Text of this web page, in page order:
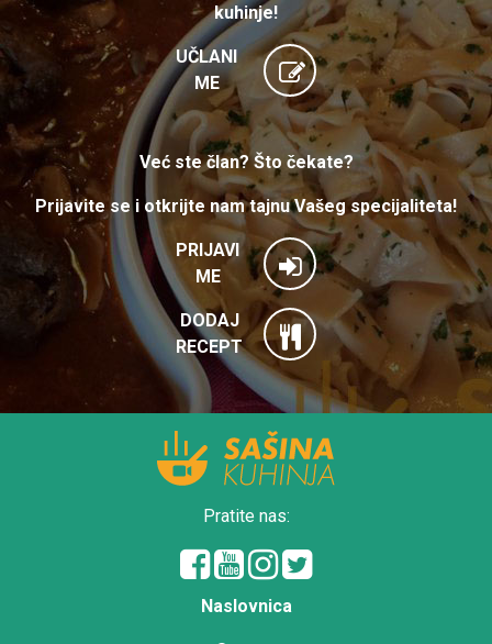
kuhinje!
UČLANI
ME
Već ste član? Što čekate?
Prijavite se i otkrijte nam tajnu Vašeg specijaliteta!
PRIJAVI
ME
DODAJ
RECEPT
Pratite nas:
Naslovnica